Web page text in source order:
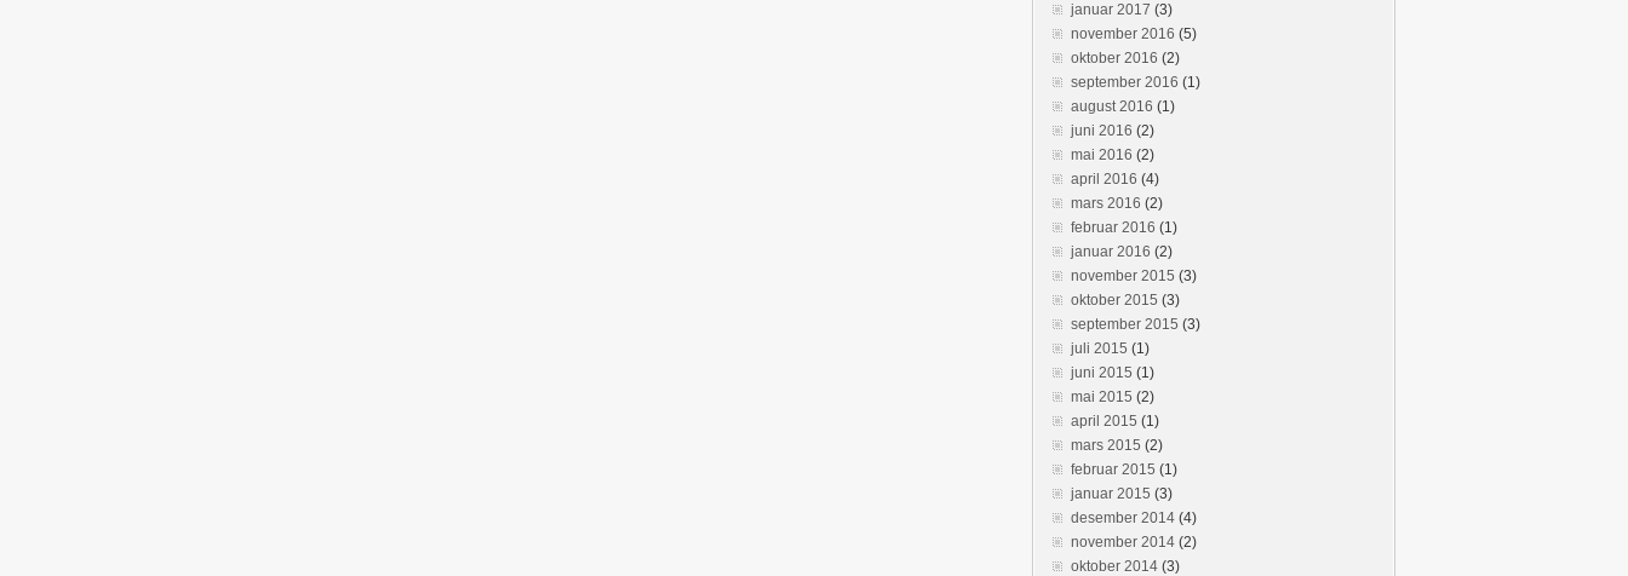
januar 2017 (3)
november 2016 (5)
oktober 2016 (2)
september 2016 (1)
august 2016 (1)
juni 2016 (2)
mai 2016 (2)
april 2016 (4)
mars 2016 (2)
februar 2016 (1)
januar 2016 (2)
november 2015 (3)
oktober 2015 (3)
september 2015 (3)
juli 2015 (1)
juni 2015 (1)
mai 2015 (2)
april 2015 (1)
mars 2015 (2)
februar 2015 (1)
januar 2015 (3)
desember 2014 (4)
november 2014 (2)
oktober 2014 (3)